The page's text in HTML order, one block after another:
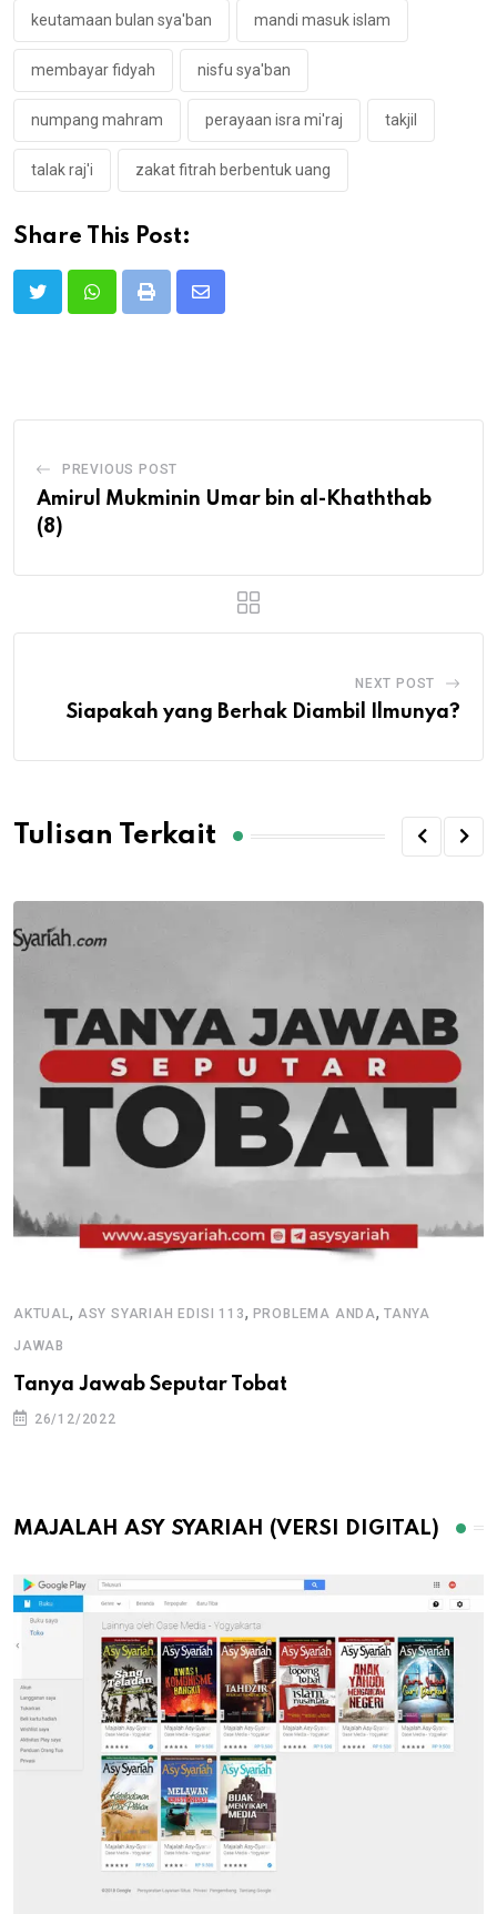
keutamaan bulan sya'ban mandi masuk islam
membayar fidyah nisfu sya'ban
numpang mahram perayaan isra mi'raj takjil
talak raj'i zakat fitrah berbentuk uang
Share This Post:
Print
Share
PREVIOUS POST
Amirul Mukminin Umar bin al-Khaththab
(8)
NEXT POST
Siapakah yang Berhak Diambil Ilmunya?
Tulisan Terkait
AKTUAL , ASY SYARIAH EDISI 113, PROBLEMA ANDA,TANYA
JAWAB
Tanya Jawab Seputar Tobat
26/12/2022
MAJALAH ASY SYARIAH (VERSI DIGITAL)